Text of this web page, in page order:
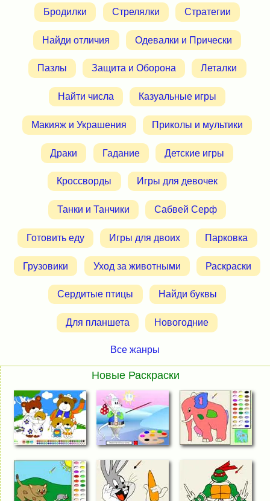
Бродилки Стрелялки Стратегии
Найди отличия Одевалки и Прически
Пазлы Защита и Оборона Леталки
Найти числа Казуальные игры
Макияж и Украшения Приколы и мультики
Драки Гадание Детские игры
Кроссворды Игры для девочек
Танки и Танчики Сабвей Серф
Готовить еду Игры для двоих Парковка
Грузовики Уход за животными Раскраски
Сердитые птицы Найди буквы
Для планшета Новогодние
Все жанры
Новые Раскраски